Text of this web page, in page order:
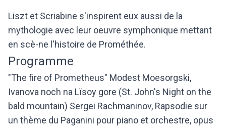
Liszt et Scriabine s'inspirent eux aussi de la
mythologie avec leur oeuvre symphonique mettant
en scè-ne l'histoire de Prométhée.
Programme
"The fire of Prometheus" Modest Moesorgski,
Ivanova noch na Lïsoy gore (St. John's Night on the
bald mountain) Sergei Rachmaninov, Rapsodie sur
un thème du Paganini pour piano et orchestre, opus